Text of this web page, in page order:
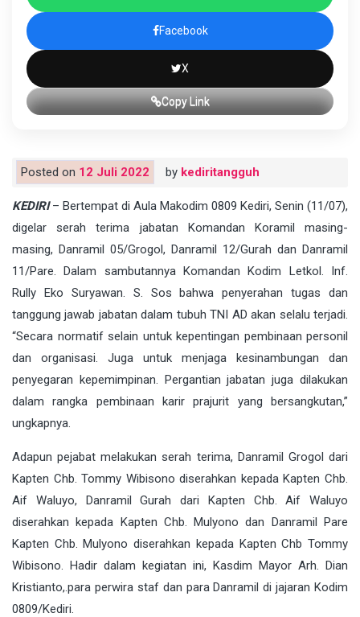
Facebook
X
Copy Link
Posted on 12 Juli 2022 by kediritangguh
KEDIRI– Bertempat di Aula Makodim 0809 Kediri, Senin (11/07),
digelar serah terima jabatan Komandan Koramil masing-
masing, Danramil 05/Grogol, Danramil 12/Gurah dan Danramil
11/Pare. Dalam sambutannya Komandan Kodim Letkol. Inf.
Rully Eko Suryawan. S. Sos bahwa penyerahan tugas dan
tanggung jawab jabatan dalam tubuh TNI AD akan selalu terjadi.
“Secara normatif selain untuk kepentingan pembinaan personil
dan organisasi. Juga untuk menjaga kesinambungan dan
penyegaran kepemimpinan. Pergantian jabatan juga dilakukan
dalam rangka pembinaan karir prajurit yang bersangkutan,”
ungkapnya.
Adapun pejabat melakukan serah terima, Danramil Grogol dari
Kapten Chb. Tommy Wibisono diserahkan kepada Kapten Chb.
Aif Waluyo, Danramil Gurah dari Kapten Chb. Aif Waluyo
diserahkan kepada Kapten Chb. Mulyono dan Danramil Pare
Kapten Chb. Mulyono diserahkan kepada Kapten Chb Tommy
Wibisono. Hadir dalam kegiatan ini, Kasdim Mayor Arh. Dian
Kristianto,.para perwira staf dan para Danramil di jajaran Kodim
0809/Kediri.